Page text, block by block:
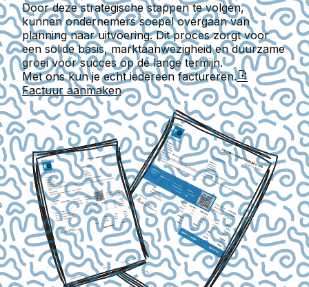
Door deze strategische stappen te volgen,
kunnen ondernemers soepel overgaan van
planning naar uitvoering. Dit proces zorgt voor
een solide basis, marktaanwezigheid en duurzame
groei voor succes op de lange termijn.
Met ons kun je echt iedereen factureren.
Factuur aanmaken